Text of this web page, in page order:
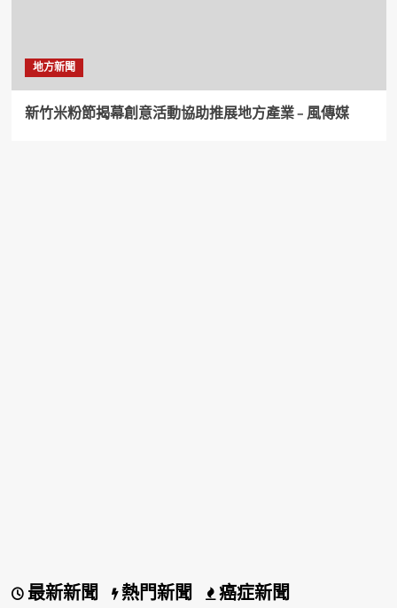
地方新聞
新竹米粉節揭幕創意活動協助推展地方產業 – 風傳媒
最新新聞 熱門新聞 癌症新聞